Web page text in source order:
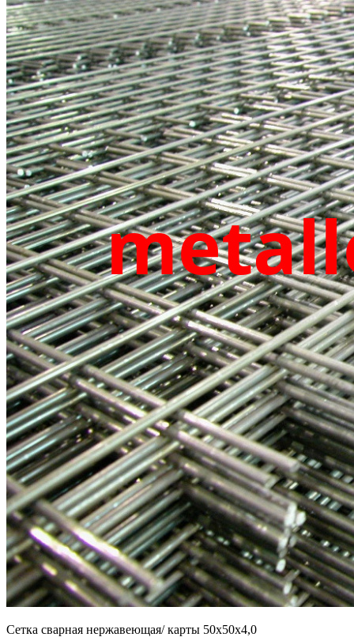
Сетка сварная нержавеющая/ карты 50х50х4,0